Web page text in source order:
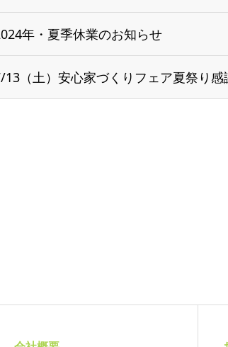
年・夏季休業のお知らせ